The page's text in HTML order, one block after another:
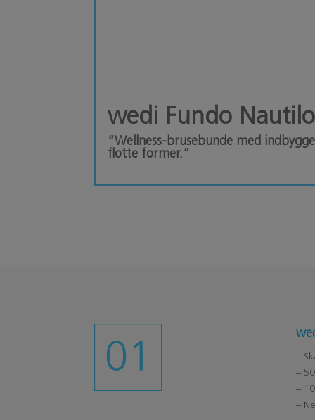
wedi Fundo Nautilo
“Wellness-brusebunde med
flotte former.”
–
–
–
–